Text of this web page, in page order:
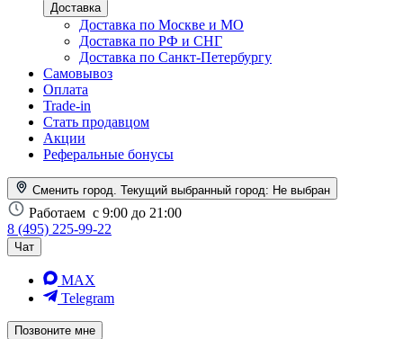
Доставка
Доставка по Москве и МО
Доставка по РФ и СНГ
Доставка по Санкт-Петербургу
Самовывоз
Оплата
Trade-in
Стать продавцом
Акции
Реферальные бонусы
Сменить город. Текущий выбранный город: Не выбран
Работаем с 9:00 до 21:00
8 (495) 225-99-22
Чат
MAX
Telegram
Позвоните мне